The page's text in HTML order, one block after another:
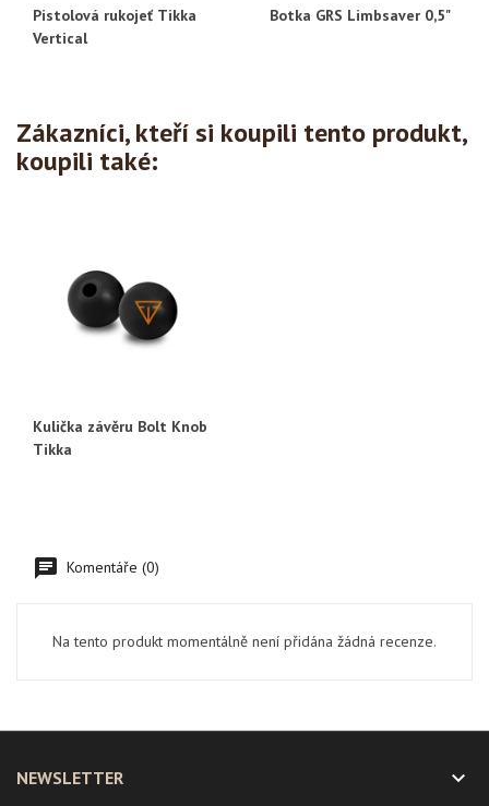
Pistolová rukojeť Tikka
Vertical
Botka GRS Limbsaver 0,5"
Zákazníci, kteří si koupili tento produkt,
koupili také:
Kulička závěru Bolt Knob
Tikka
Komentáře (0)
Na tento produkt momentálně není přidána žádná recenze.
NEWSLETTER 